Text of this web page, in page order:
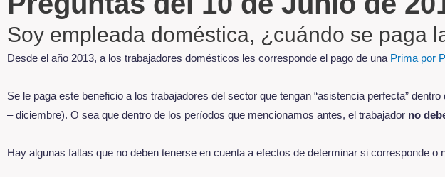
Soy empleada doméstica, ¿cuándo se paga
Desde el año 2013, a los trabajadores domésticos les corresponde el pago de una Prima por
Se le paga este beneficio a los trabajadores del sector que tengan “asistencia perfecta”
– diciembre). O sea que dentro de los períodos que mencionamos antes, el trabajador no
Hay algunas faltas que no deben tenerse en cuenta a efectos de determinar si corresponde o